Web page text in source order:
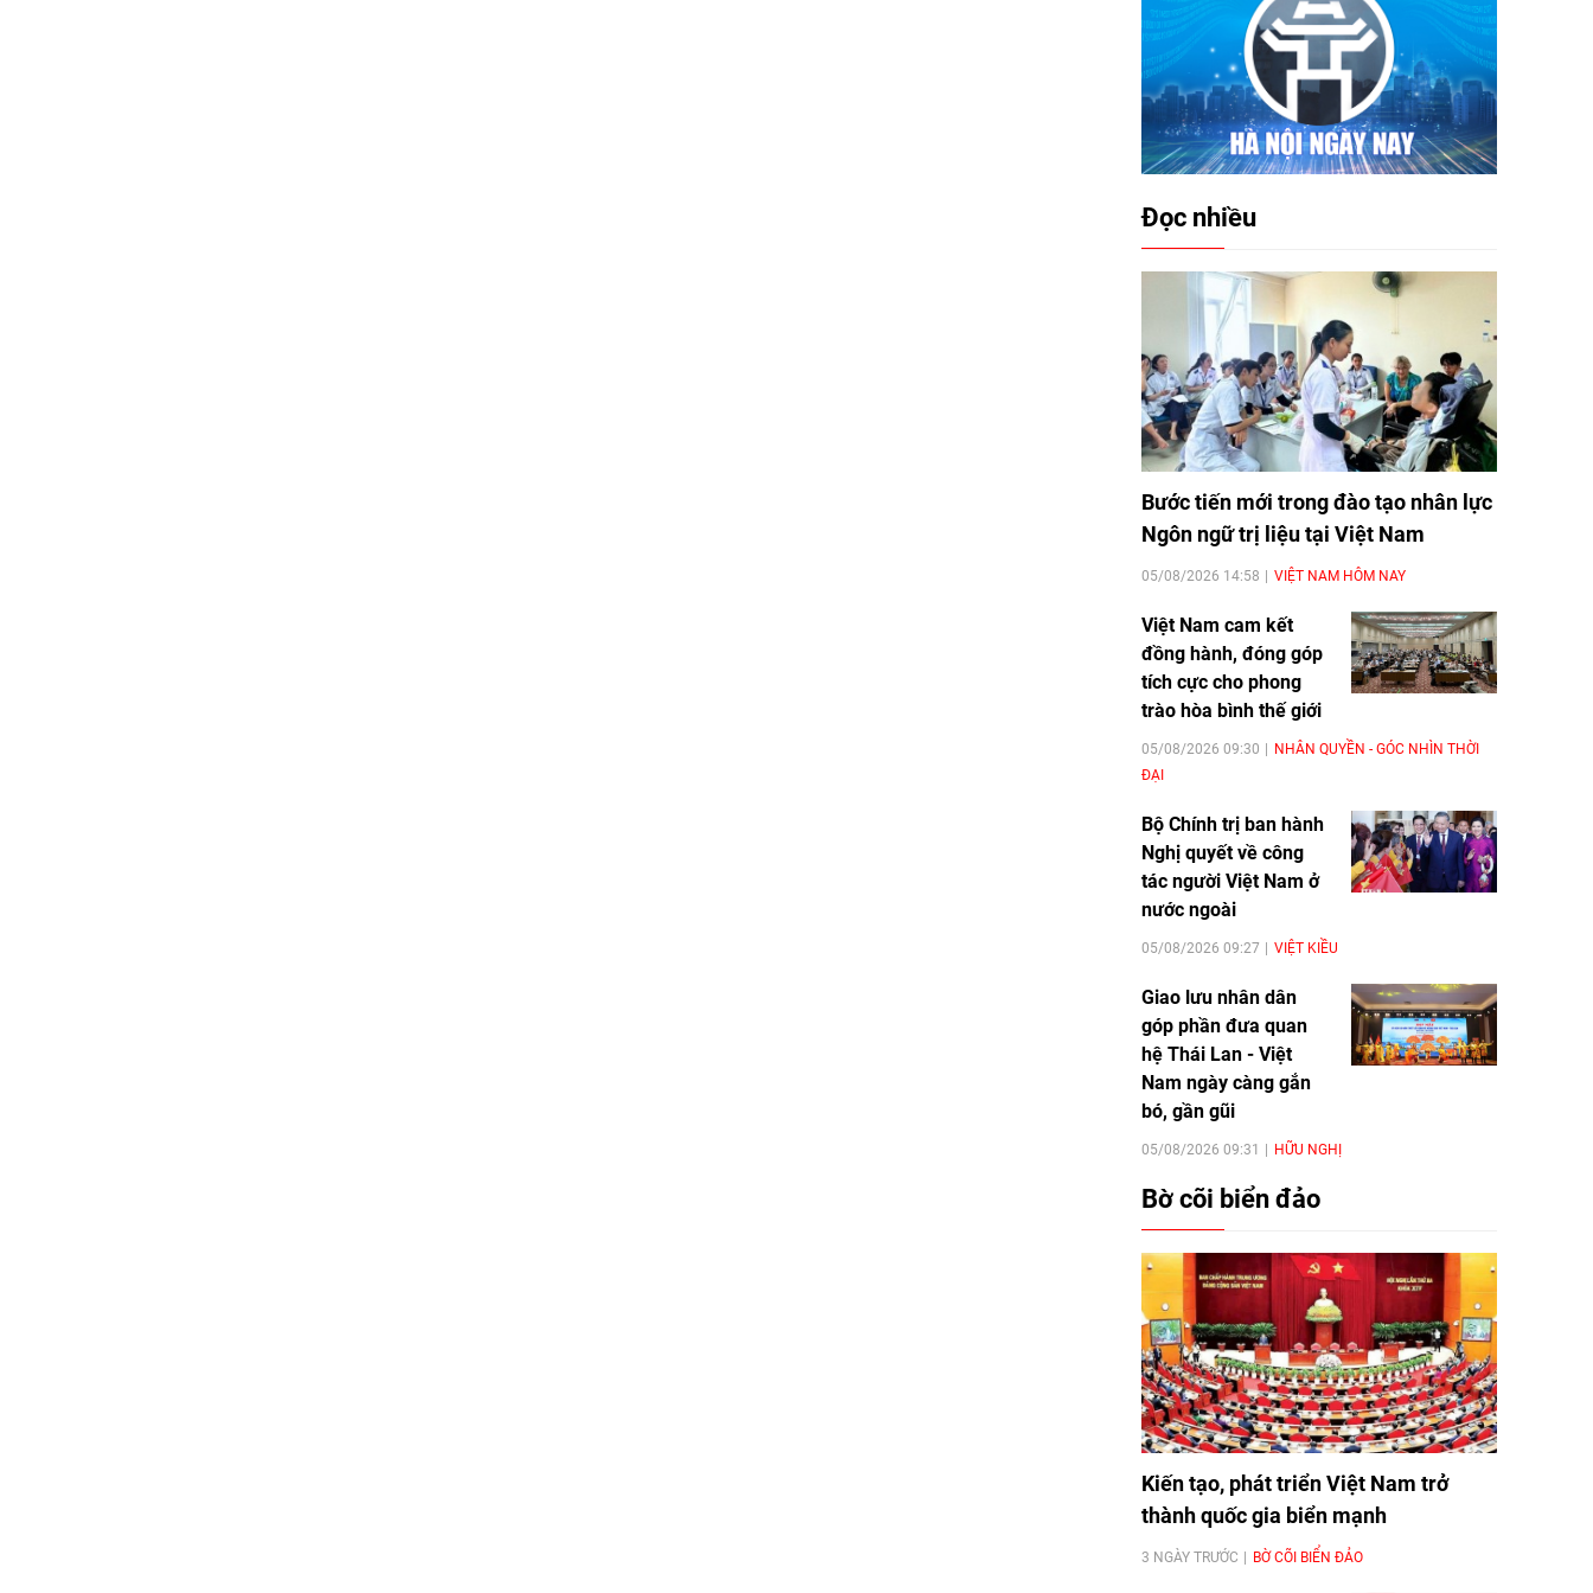
Đọc nhiều
Bước tiến mới trong đào tạo nhân lực
Ngôn ngữ trị liệu tại Việt Nam
05/08/2026 14:58 VIỆT NAM HÔM NAY
Việt Nam cam kết
đồng hành, đóng góp
tích cực cho phong
trào hòa bình thế giới
05/08/2026 09:30
NHÂN QUYỀN - GÓC NHÌN THỜI
ĐẠI
Bộ Chính trị ban hành
Nghị quyết về công
tác người Việt Nam ở
nước ngoài
05/08/2026 09:27 VIỆT KIỀU
Giao lưu nhân dân
góp phần đưa quan
hệ Thái Lan - Việt
Nam ngày càng gắn
bó, gần gũi
05/08/2026 09:31 HỮU NGHỊ
Bờ cõi biển đảo
Kiến tạo, phát triển Việt Nam trở
thành quốc gia biển mạnh
3 NGÀY TRƯỚC BỜ CÕI BIỂN ĐẢO